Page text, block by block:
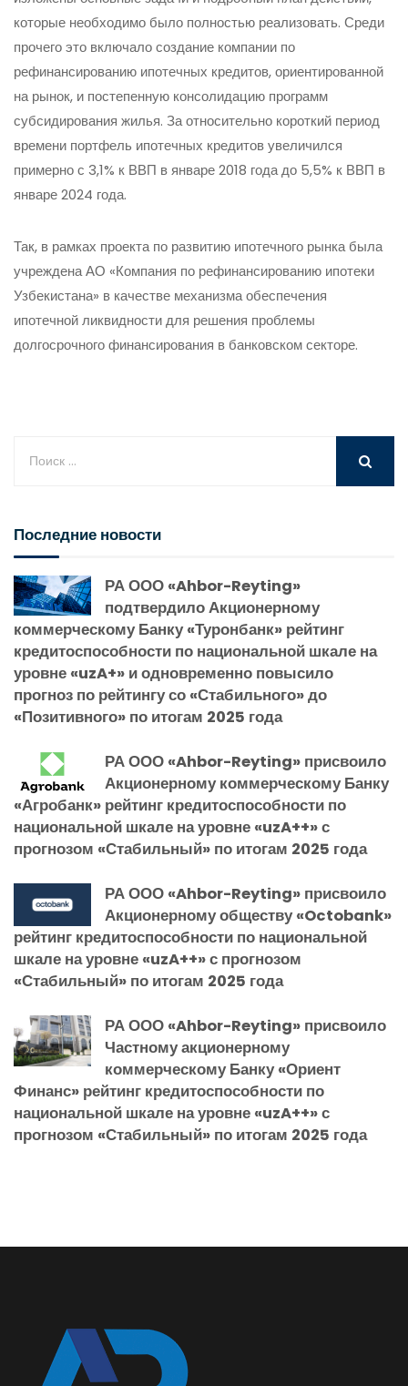
которые необходимо было полностью реализовать. Среди
прочего это включало создание компании по
рефинансированию ипотечных кредитов, ориентированной
на рынок, и постепенную консолидацию программ
субсидирования жилья. За относительно короткий период
времени портфель ипотечных кредитов увеличился
примерно с 3,1% к ВВП в январе 2018 года до 5,5% к ВВП в
январе 2024 года.
Так, в рамках проекта по развитию ипотечного рынка была
учреждена АО «Компания по рефинансированию ипотеки
Узбекистана» в качестве механизма обеспечения
ипотечной ликвидности для решения проблемы
долгосрочного финансирования в банковском секторе.
Последние новости
РА ООО «Ahbor-Reyting»
подтвердило Акционерному
коммерческому Банку «Туронбанк» рейтинг
кредитоспособности по национальной шкале на
уровне «uzA+» и одновременно повысило
прогноз по рейтингу со «Стабильного» до
«Позитивного» по итогам 2025 года
РА ООО «Ahbor-Reyting» присвоило
Акционерному коммерческому Банку
«Агробанк» рейтинг кредитоспособности по
национальной шкале на уровне «uzA++» с
прогнозом «Стабильный» по итогам 2025 года
РА ООО «Ahbor-Reyting» присвоило
Акционерному обществу «Octobank»
рейтинг кредитоспособности по национальной
шкале на уровне «uzA++» с прогнозом
«Стабильный» по итогам 2025 года
РА ООО «Ahbor-Reyting» присвоило
Частному акционерному
коммерческому Банку «Ориент
Финанс» рейтинг кредитоспособности по
национальной шкале на уровне «uzA++» с
прогнозом «Стабильный» по итогам 2025 года